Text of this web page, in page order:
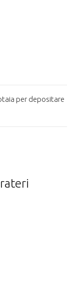
per depositare